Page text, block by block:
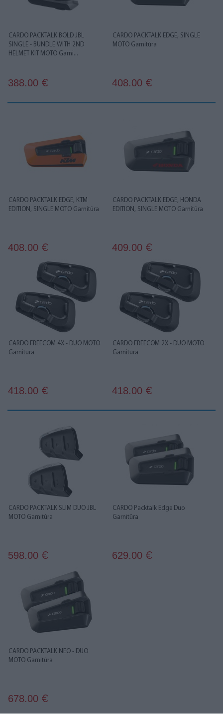
CARDO PACKTALK BOLD JBL
SINGLE - BUNDLE WITH 2ND
HELMET KIT MOTO Garni...
388.00 €
CARDO PACKTALK EDGE, SINGLE
MOTO Garnitūra
408.00 €
CARDO PACKTALK EDGE, KTM
EDITION, SINGLE MOTO Garnitūra
408.00 €
CARDO PACKTALK EDGE, HONDA
EDITION, SINGLE MOTO Garnitūra
409.00 €
CARDO FREECOM 4X - DUO MOTO
Garnitūra
418.00 €
CARDO FREECOM 2X - DUO MOTO
Garnitūra
418.00 €
CARDO PACKTALK SLIM DUO JBL
MOTO Garnitūra
598.00 €
CARDO Packtalk Edge Duo
Garnitūra
629.00 €
CARDO PACKTALK NEO - DUO
MOTO Garnitūra
678.00 €